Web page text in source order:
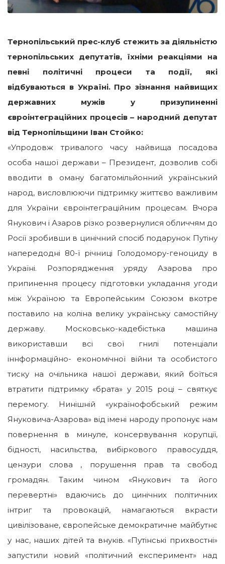
Тернопільський прес-клуб стежить за діяльністю
тернопільських депутатів, їхніми реакціями на
певні політичні процеси та події, які
відбуваються в Україні. Про зізнання найвищих
державних мужів у призупиненні
євроінтеграційних процесів – народний депутат
від Тернопільщини Іван Стойко:
«Упродовж тривалого часу найвища посадова
особа нашої держави – Президент, дозволив собі
вводити в оману багатомільйонний український
народ, висловлюючи підтримку життєво важливим
для України євроінтеграційним процесам. Вчора
Янукович і Азаров різко розвернулися обличчям до
Росії зробивши в цинічний спосіб подарунок Путіну
напередодні 80-ї річниці Голодомору-геноциду в
Україні. Розпорядження уряду Азарова про
припинення процесу підготовки укладання угоди
між Україною та Европейським Союзом вкотре
поставило на коліна велику українську самостійну
державу. Московсько-кадебістька машина
використавши всі свої гнилі потенціали
іннформаційно- економічної війни та особистого
тиску на очільника нашої держави, який боїться
втратити підтримку «брата» у 2015 році – святкує
перемогу. Нинішній «українофобський режим
Януковича-Азарова» від імені народу пропонує нам
повернення в минуле, консервування корупції,
бідності, насильства, вибіркового правосуддя,
цензури слова , порушення прав та свобод
громадян. Таким чином «Янукович та його
перевертні» вдаючись до цинічних політичних
інтриг та провокацій, намагаються вкрасти
цивілізоване, європейське демократичне майбутнє
у нас, наших дітей та внуків. «Путінські прихвостні»
запустили новий «політичний експеримент» над